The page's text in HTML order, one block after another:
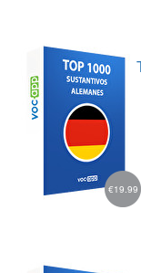
€19.99